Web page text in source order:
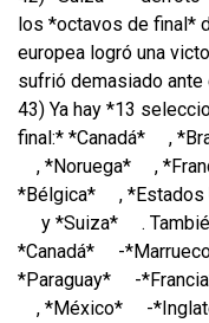
los *octavos de final*
europea logró una
sufrió demasiado ante
43) Ya hay *13
final:* *Canadá*
,
, *Noruega*
,
*Bélgica*
,
y *Suiza*
.
*Canadá*
-
*Paraguay*
-
, *México*
-